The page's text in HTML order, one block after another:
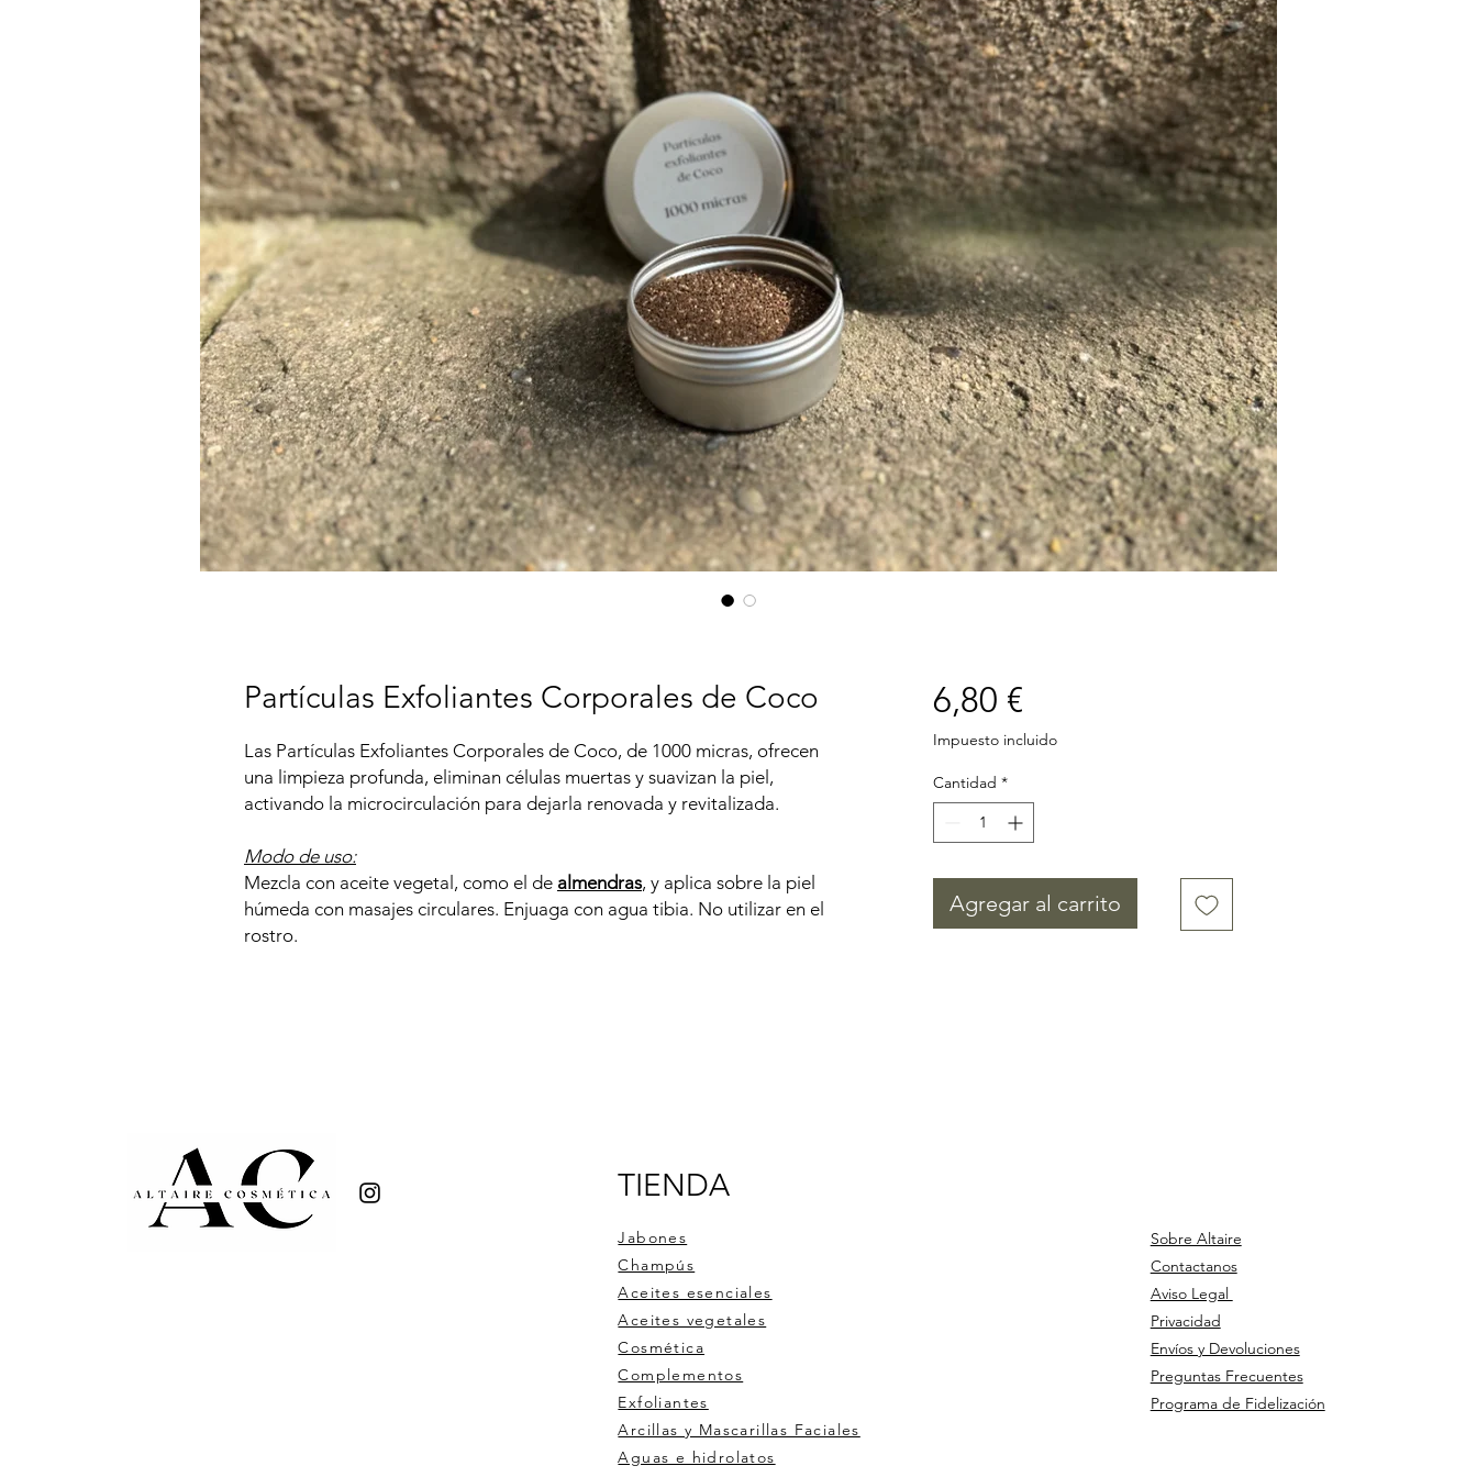
Partículas Exfoliantes Corporales de Coco
Las Partículas Exfoliantes Corporales de Coco, de 1000 micras, ofrecen
una limpieza profunda, eliminan células muertas y suavizan la piel,
activando la microcirculación para dejarla renovada y revitalizada.
Modo de uso:
Mezcla con aceite vegetal, como el de almendras, y aplica sobre la piel
húmeda con masajes circulares. Enjuaga con agua tibia. No utilizar en el
rostro.
6,80 €Precio
Impuesto incluido
Cantidad *
Agregar al carrito
TIENDA
Jabones
Champús
Aceites esenciales
Aceites vegetales
Cosmética
Complementos
Exfoliantes
Arcillas y Mascarillas Faciales
Aguas e hidrolatos
Sobre Altaire
Contactanos
Aviso Legal
Privacidad
Envíos y Devoluciones
Preguntas Frecuentes
Programa de Fidelización